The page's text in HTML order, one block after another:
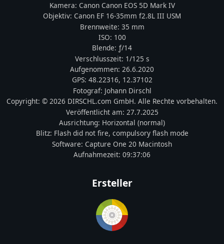
Kamera: CanonCanon EOS 5D Mark IV
Objektiv: Canon EF 16-35mm f2.8L III USM
Brennweite: 35 mm
ISO: 100
Blende: ƒ/14
Verschlusszeit: 1/125 s
Aufgenommen: 26.6.2020
GPS: 48.22316, 12.37102
Fotograf: Johann Dirschl
Copyright: © 2026 DIRSCHL.com GmbH. Alle Rechte vorbehalten.
Veröffentlicht am: 27.7.2025
Ausrichtung: Horizontal (normal)
Blitz: Flash did not fire, compulsory flash mode
Software: Capture One 20 Macintosh
Aufnahmezeit: 09:37:06
Ersteller